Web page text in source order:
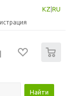
KZ RU
Найти